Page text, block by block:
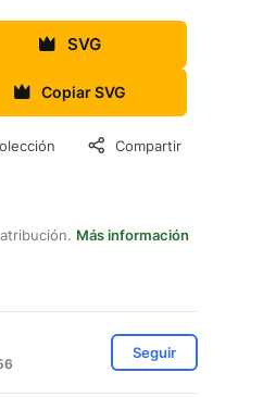
SVG
Copiar SVG
Compartir
Más información
Seguir